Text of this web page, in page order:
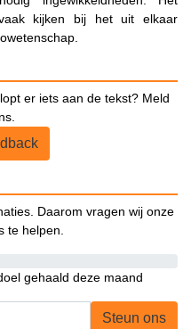
kijken bij het uit elkaar
er iets aan de tekst? Meld
Daarom vragen wij onze
te helpen.
gehaald deze maand
Steun ons